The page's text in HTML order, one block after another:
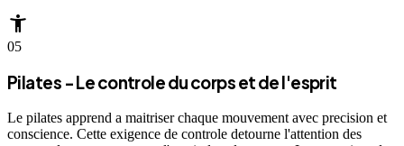
accessibility_new
05
Pilates - Le controle du corps et de l'esprit
Le pilates apprend a maitriser chaque mouvement avec precision et
conscience. Cette exigence de controle detourne l'attention des